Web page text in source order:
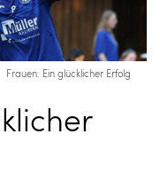
Frauen: Ein glücklicher Erfolg